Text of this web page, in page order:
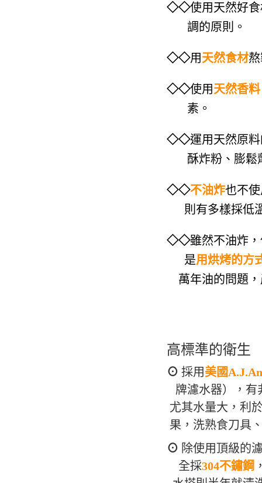
◇◇使用天然好
調的原則。
◇◇用天然食材
◇◇使用天然香料
素。
◇◇運用天然原
酥炸粉、 膨鬆
◇◇不油炸也不
則有多樣採低
◇◇雖然不油炸
是用烘烤的方
萬年油的問題，
高標準的衛生
⊙ 採用美國
牌濾水器），
尤其水量大，
果，洗熟食刀具
⊙ 除使用頂級的
全採304不鏽鋼